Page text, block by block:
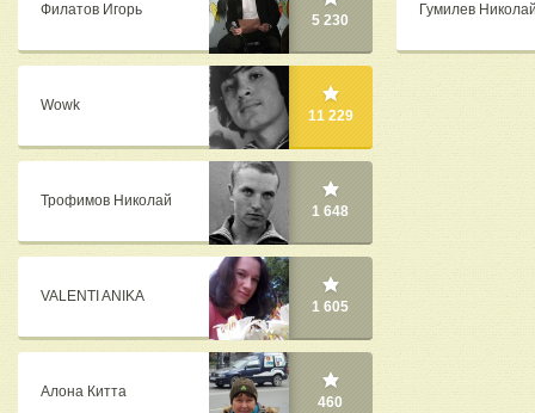
Филатов Игорь
5 230
Wowk
11 229
Трофимов Николай
1 648
VALENTI ANIKA
1 605
Алона Китта
460
Гумилев